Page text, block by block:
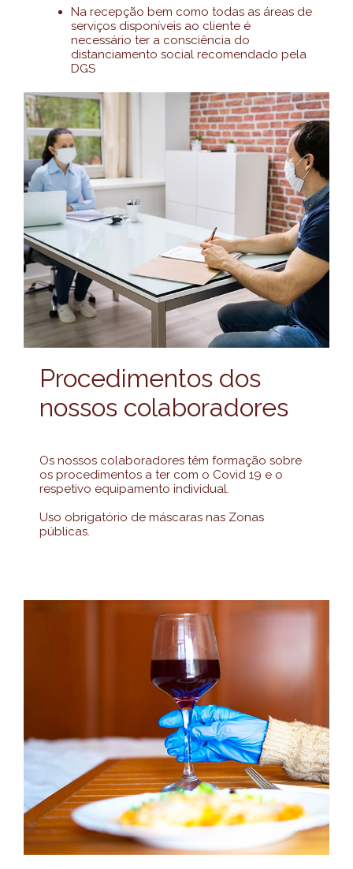
Na recepção bem como todas as áreas de
serviços disponíveis ao cliente é
necessário ter a consciência do
distanciamento social recomendado pela
DGS
Procedimentos dos
nossos colaboradores
Os nossos colaboradores têm formação sobre
os procedimentos a ter com o Covid 19 e o
respetivo equipamento individual.
Uso obrigatório de máscaras nas Zonas
públicas.